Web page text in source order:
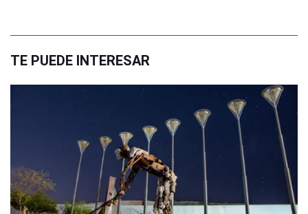
TE PUEDE INTERESAR